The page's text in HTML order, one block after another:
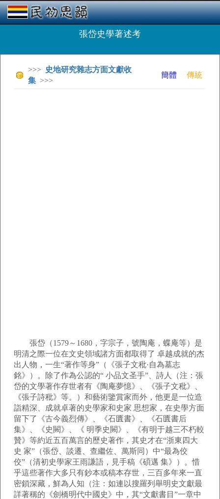
張岱史學著述考
>>>
史地研究雜志方面文獻收
集 >>>
簡體 傳統
張岱（1579～1680，字宗子，號陶庵，蝶庵等）是
明清之際一位在文史領域諸方面都取得了 卓越成就的杰
出人物，一生“著作等身”（《張子文秕·自為墓志
銘》）。除了作為公認的“ 小品文圣手”、詩人（注：張
岱的文學著作存世者有《陶庵夢憶》、《張子文秕》、
《張子詩秕》等。）和藝術鑒賞家而外，他更是一位造
詣精深、成就卓著的史學家和史家 思想家，在史學方面
留下了《古今義烈傳》、《石匱書》、《石匱書后
集》、《史闕》、《 明季史闕》、《有明于越三不朽較
贊》等約近五百萬言的歷史著作，其史才在“浙東四大
史 家”（張岱、談遷、查繼佐、萬斯同）中“最為佼
佼”（清初史學家王雨謙語，見手稿《碩邁 集》）。惜
乎這些著作大多只有鈔本或稿本存世，三百多年來一直
密鎖深藏，鮮為人知（注：如連以搜羅列舉明史文獻最
詳著稱的《劍橋明代中國史》中，其“文獻書目”一章中